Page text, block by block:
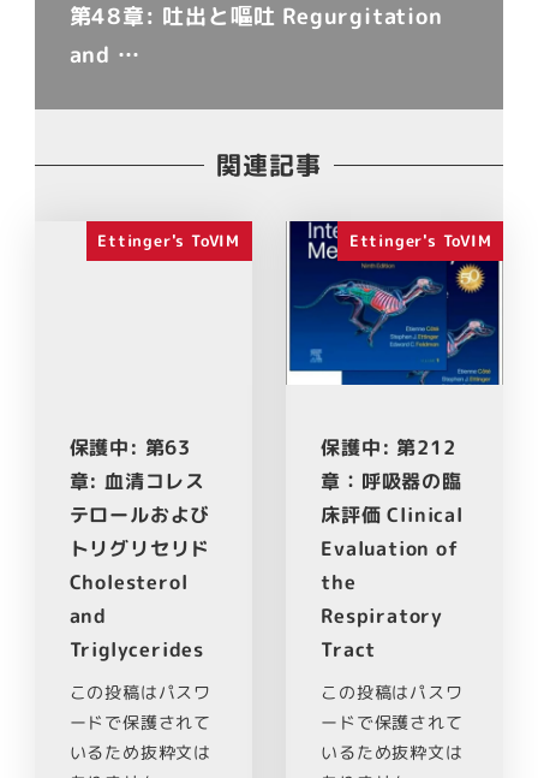
第48章: 吐出と嘔吐 Regurgitation
and …
関連記事
Ettinger's ToVIM
保護中: 第63
章: 血清コレス
テロールおよび
トリグリセリド
Cholesterol
and
Triglycerides
この投稿はパスワ
ードで保護されて
いるため抜粋文は
Ettinger's ToVIM
保護中: 第212
章：呼吸器の臨
床評価 Clinical
Evaluation of
the
Respiratory
Tract
この投稿はパスワ
ードで保護されて
いるため抜粋文は